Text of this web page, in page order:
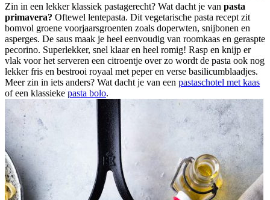
Zin in een lekker klassiek pastagerecht? Wat dacht je van pasta
primavera? Oftewel lentepasta. Dit vegetarische pasta recept zit
bomvol groene voorjaarsgroenten zoals doperwten, snijbonen en
asperges. De saus maak je heel eenvoudig van roomkaas en geraspte
pecorino. Superlekker, snel klaar en heel romig! Rasp en knijp er
vlak voor het serveren een citroentje over zo wordt de pasta ook nog
lekker fris en bestrooi royaal met peper en verse basilicumblaadjes.
Meer zin in iets anders? Wat dacht je van een pastaschotel met kaas
of een klassieke pasta bolo.